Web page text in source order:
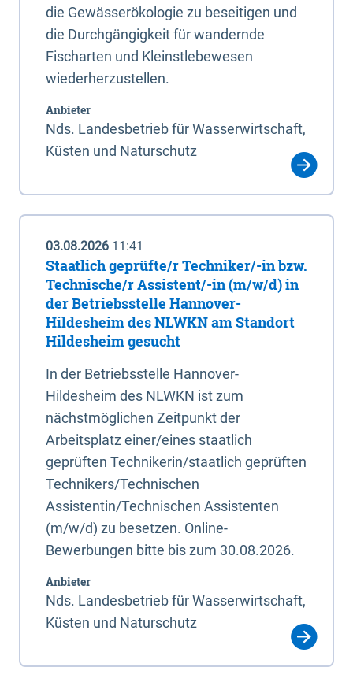
die Gewässerökologie zu beseitigen und
die Durchgängigkeit für wandernde
Fischarten und Kleinstlebewesen
wiederherzustellen.
Anbieter
Nds. Landesbetrieb für Wasserwirtschaft,
Küsten und Naturschutz
03.08.2026 11:41
Staatlich geprüfte/r Techniker/-in bzw.
Technische/r Assistent/-in (m/w/d) in
der Betriebsstelle Hannover-
Hildesheim des NLWKN am Standort
Hildesheim gesucht
In der Betriebsstelle Hannover-
Hildesheim des NLWKN ist zum
nächstmöglichen Zeitpunkt der
Arbeitsplatz einer/eines staatlich
geprüften Technikerin/staatlich geprüften
Technikers/Technischen
Assistentin/Technischen Assistenten
(m/w/d) zu besetzen. Online-
Bewerbungen bitte bis zum 30.08.2026.
Anbieter
Nds. Landesbetrieb für Wasserwirtschaft,
Küsten und Naturschutz